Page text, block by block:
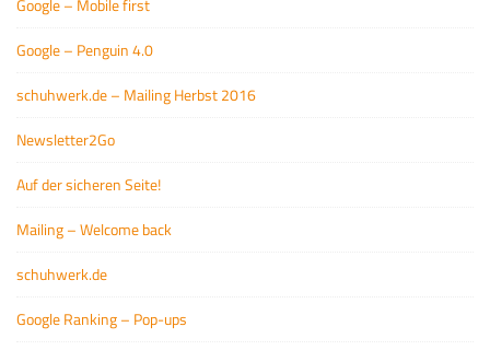
Google – Mobile first
Google – Penguin 4.0
schuhwerk.de – Mailing Herbst 2016
Newsletter2Go
Auf der sicheren Seite!
Mailing – Welcome back
schuhwerk.de
Google Ranking – Pop-ups